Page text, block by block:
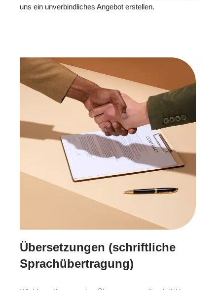
uns ein unverbindliches Angebot erstellen.
Übersetzungen (schriftliche
Sprachübertragung)